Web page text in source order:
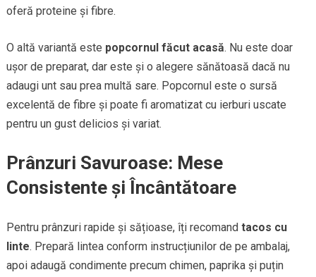
oferă proteine și fibre.
O altă variantă este popcornul făcut acasă. Nu este doar
ușor de preparat, dar este și o alegere sănătoasă dacă nu
adaugi unt sau prea multă sare. Popcornul este o sursă
excelentă de fibre și poate fi aromatizat cu ierburi uscate
pentru un gust delicios și variat.
Prânzuri Savuroase: Mese
Consistente și Încântătoare
Pentru prânzuri rapide și sățioase, îți recomand tacos cu
linte. Prepară lintea conform instrucțiunilor de pe ambalaj,
apoi adaugă condimente precum chimen, paprika și puțin